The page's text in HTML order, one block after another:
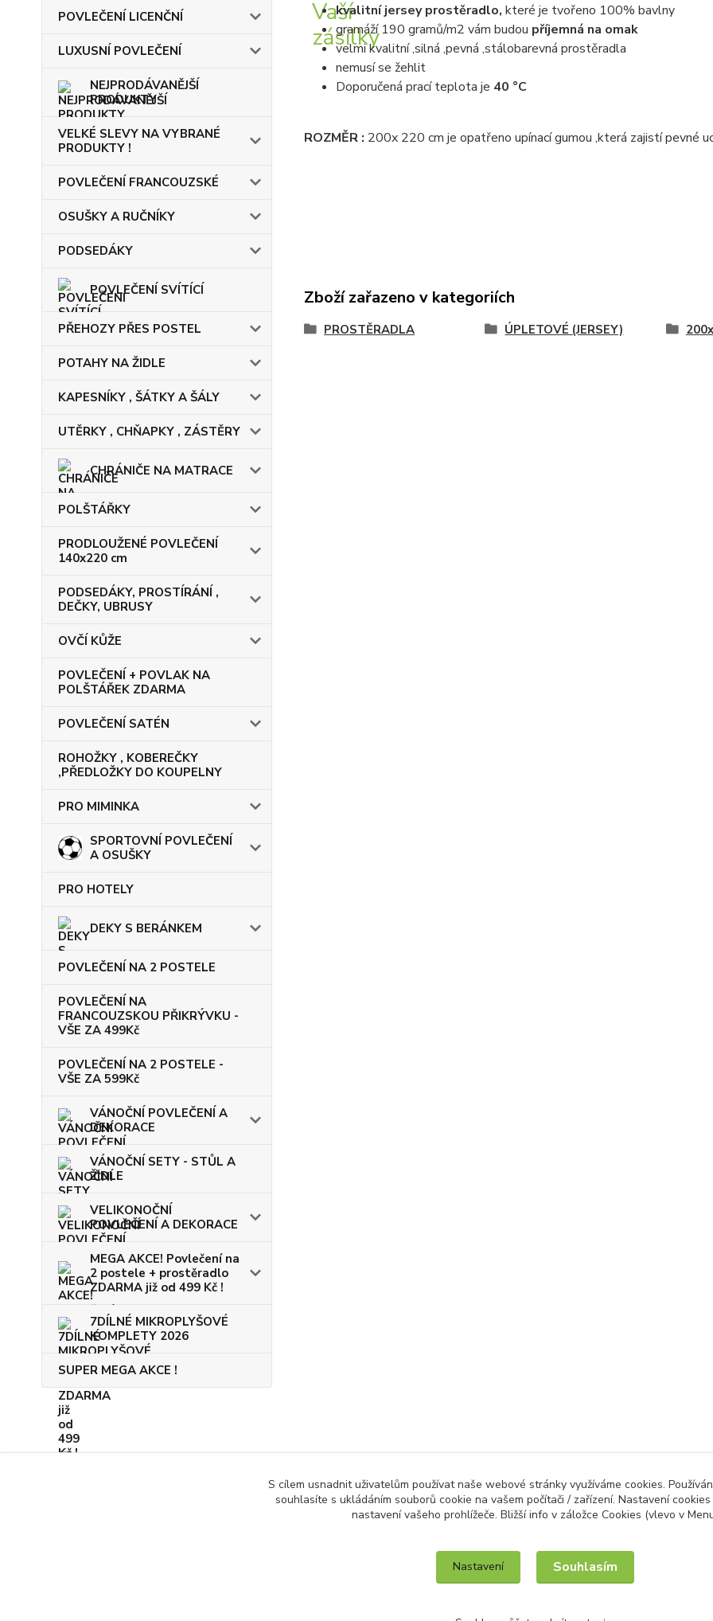
POVLEČENÍ LICENČNÍ
LUXUSNÍ POVLEČENÍ
NEJPRODÁVANĚJŠÍ
PRODUKTY
VELKÉ SLEVY NA VYBRANÉ
PRODUKTY !
POVLEČENÍ FRANCOUZSKÉ
OSUŠKY A RUČNÍKY
PODSEDÁKY
POVLEČENÍ SVÍTÍCÍ
PŘEHOZY PŘES POSTEL
POTAHY NA ŽIDLE
KAPESNÍKY , ŠÁTKY A ŠÁLY
UTĚRKY , CHŇAPKY , ZÁSTĚRY
CHRÁNIČE NA MATRACE
POLŠTÁŘKY
PRODLOUŽENÉ POVLEČENÍ
140x220 cm
PODSEDÁKY, PROSTÍRÁNÍ ,
DEČKY, UBRUSY
OVČÍ KŮŽE
POVLEČENÍ + POVLAK NA
POLŠTÁŘEK ZDARMA
POVLEČENÍ SATÉN
ROHOŽKY , KOBEREČKY
,PŘEDLOŽKY DO KOUPELNY
PRO MIMINKA
SPORTOVNÍ POVLEČENÍ
A OSUŠKY
PRO HOTELY
DEKY S BERÁNKEM
POVLEČENÍ NA 2 POSTELE
POVLEČENÍ NA
FRANCOUZSKOU PŘIKRÝVKU -
VŠE ZA 499Kč
POVLEČENÍ NA 2 POSTELE -
VŠE ZA 599Kč
VÁNOČNÍ POVLEČENÍ A
DEKORACE
VÁNOČNÍ SETY - STŮL A
ŽIDLE
VELIKONOČNÍ
POVLEČENÍ A DEKORACE
MEGA AKCE! Povlečení na
2 postele + prostěradlo
ZDARMA již od 499 Kč !
7DÍLNÉ MIKROPLYŠOVÉ
KOMPLETY 2026
SUPER MEGA AKCE !
kvalitní jersey prostěradlo, které je tvořeno 100% bavlny
gramáží 190 gramů/m2 vám budou příjemná na omak
velmi kvalitní ,silná ,pevná ,stálobarevná prostěradla
nemusí se žehlit
Doporučená prací teplota je 40 °C
ROZMĚR : 200x 220 cm je opatřeno upínací gumou ,která zajistí pevné
Zboží zařazeno v kategoriích
PROSTĚRADLA ÚPLETOVÉ (JERSEY)
S cílem usnadnit uživatelům používat naše webové stránky využíváme cookies.
souhlasíte s ukládáním souborů cookie na vašem počítači / zařízení. Nastavení
nastavení vašeho prohlížeče. Bližší info v záložce Cookies (vlevo v
Nastavení Souhlasím